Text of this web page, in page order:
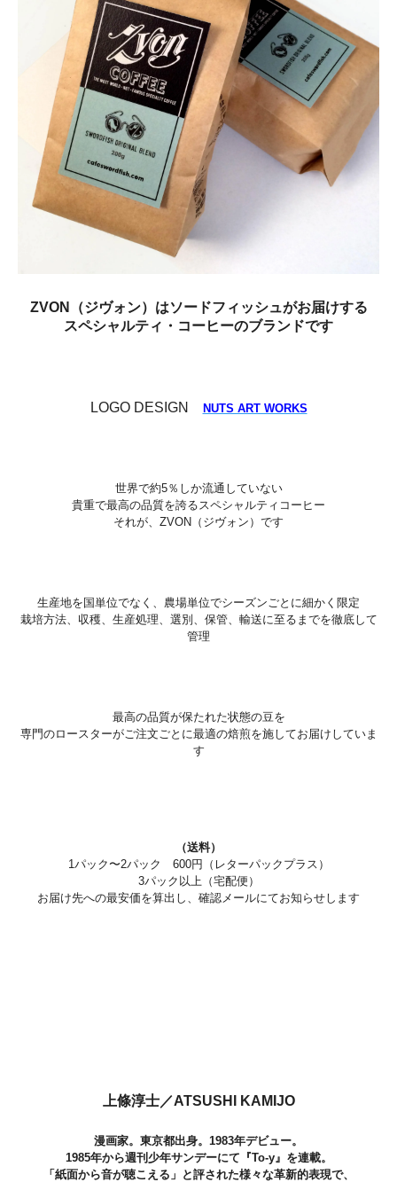
ZVON（ジヴォン）はソードフィッシュがお届けする
スペシャルティ・コーヒーのブランドです
LOGO DESIGN NUTS ART WORKS
世界で約5％しか流通していない
貴重で最高の品質を誇るスペシャルティコーヒー
それが、ZVON（ジヴォン）です
生産地を国単位でなく、農場単位でシーズンごとに細かく限定
栽培方法、収穫、生産処理、選別、保管、輸送に至るまでを徹底して
管理
最高の品質が保たれた状態の豆を
専門のロースターがご注文ごとに最適の焙煎を施してお届けしていま
す
（送料）
1パック〜2パック 600円（レターパックプラス）
3パック以上（宅配便）
お届け先への最安価を算出し、確認メールにてお知らせします
上條淳士／ATSUSHI KAMIJO
漫画家。東京都出身。1983年デビュー。
1985年から週刊少年サンデーにて『To-y』を連載。
「紙面から音が聴こえる」と評された様々な革新的表現で、